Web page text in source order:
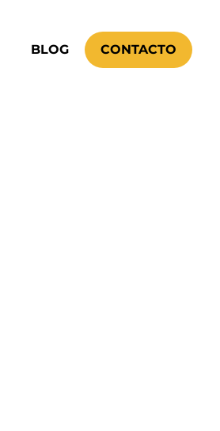
BLOG CONTACTO